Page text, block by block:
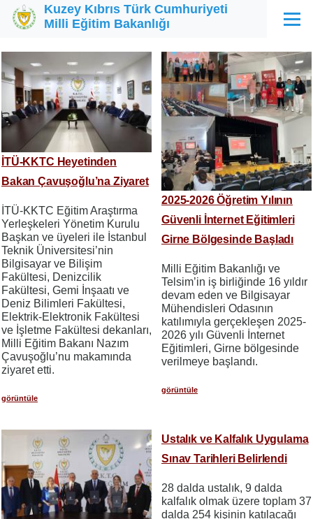
Ana içeriğe atla
Kuzey Kıbrıs Türk Cumhuriyeti
Milli Eğitim Bakanlığı
Menü
İTÜ-KKTC Heyetinden
Bakan Çavuşoğlu’na Ziyaret
İTÜ-KKTC Eğitim Araştırma
Yerleşkeleri Yönetim Kurulu
Başkan ve üyeleri ile İstanbul
Teknik Üniversitesi’nin
Bilgisayar ve Bilişim
Fakültesi, Denizcilik
Fakültesi, Gemi İnşaatı ve
Deniz Bilimleri Fakültesi,
Elektrik-Elektronik Fakültesi
ve İşletme Fakültesi dekanları,
Milli Eğitim Bakanı Nazım
Çavuşoğlu’nu makamında
ziyaret etti.
görüntüle
2025-2026 Öğretim Yılının
Güvenli İnternet Eğitimleri
Girne Bölgesinde Başladı
Milli Eğitim Bakanlığı ve
Telsim’in iş birliğinde 16 yıldır
devam eden ve Bilgisayar
Mühendisleri Odasının
katılımıyla gerçekleşen 2025-
2026 yılı Güvenli İnternet
Eğitimleri, Girne bölgesinde
verilmeye başlandı.
görüntüle
Ustalık ve Kalfalık Uygulama
Sınav Tarihleri Belirlendi
28 dalda ustalık, 9 dalda
kalfalık olmak üzere toplam 37
dalda 254 kişinin katılacağı